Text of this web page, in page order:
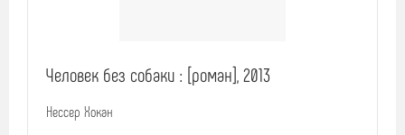
Человек без собаки : [роман], 2013
Нессер Хокан